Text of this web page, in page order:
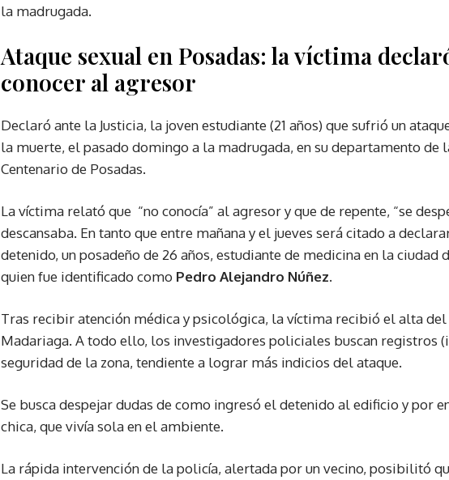
la madrugada.
Ataque sexual en Posadas: la víctima
conocer al agresor
Declaró ante la Justicia, la joven estudiante (21 años) que sufrió un
la muerte, el pasado domingo a la madrugada, en su departamento de
Centenario de Posadas.
La víctima relató que “no conocía” al agresor y que de repente, “se
descansaba. En tanto que entre mañana y el jueves será citado a
detenido, un posadeño de 26 años, estudiante de medicina en la ciudad
quien fue identificado como Pedro Alejandro Núñez.
Tras recibir atención médica y psicológica, la víctima recibió el alta
Madariaga. A todo ello, los investigadores policiales buscan registros
seguridad de la zona, tendiente a lograr más indicios del ataque.
Se busca despejar dudas de como ingresó el detenido al edificio y por
chica, que vivía sola en el ambiente.
La rápida intervención de la policía, alertada por un vecino, posibilitó